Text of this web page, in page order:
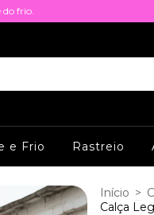
do frio.
e Frio Rastreio
Início >
Calça